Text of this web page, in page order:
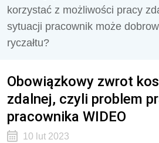
korzystać z możliwości pracy
sytuacji pracownik może
ryczałtu?
Obowiązkowy zwrot
zdalnej, czyli problem
pracownika WIDEO
10 lut 2023